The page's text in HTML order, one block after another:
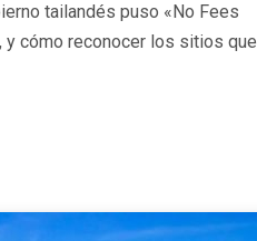
tailandés puso «No Fees
y cómo reconocer los sitios que